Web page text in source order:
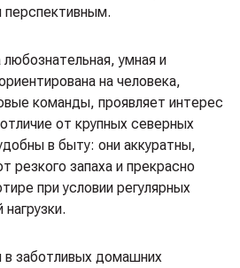
перспективным.
умная и
на человека,
команды, проявляет интерес
от крупных северных
в быту: они аккуратны,
резкого запаха и прекрасно
при условии регулярных
заботливых домашних